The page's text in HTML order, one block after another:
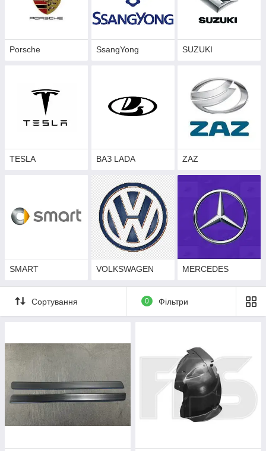
Porsche SsangYong SUZUKI
TESLA ВАЗ LADA ZAZ
SMART VOLKSWAGEN MERCEDES
Сортування 0 Фільтри